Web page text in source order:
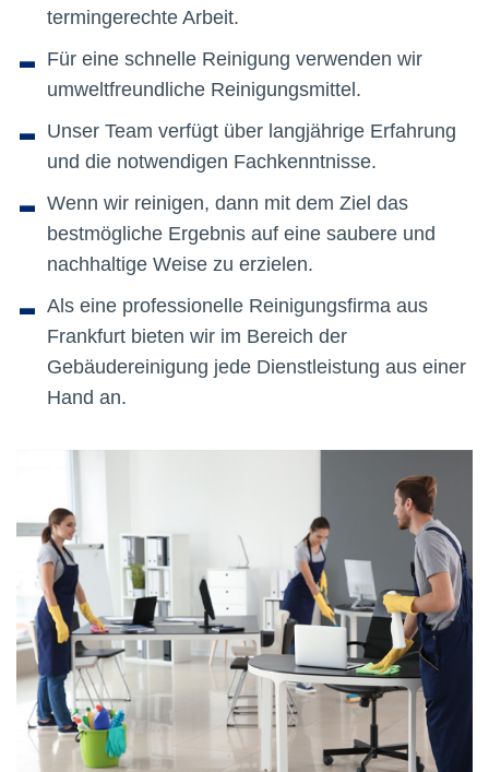
termingerechte Arbeit.
- Für eine schnelle Reinigung verwenden wir
umweltfreundliche Reinigungsmittel.
- Unser Team verfügt über langjährige Erfahrung
und die notwendigen Fachkenntnisse.
- Wenn wir reinigen, dann mit dem Ziel das
bestmögliche Ergebnis auf eine saubere und
nachhaltige Weise zu erzielen.
- Als eine professionelle Reinigungsfirma aus
Frankfurt bieten wir im Bereich der
Gebäudereinigung jede Dienstleistung aus einer
Hand an.